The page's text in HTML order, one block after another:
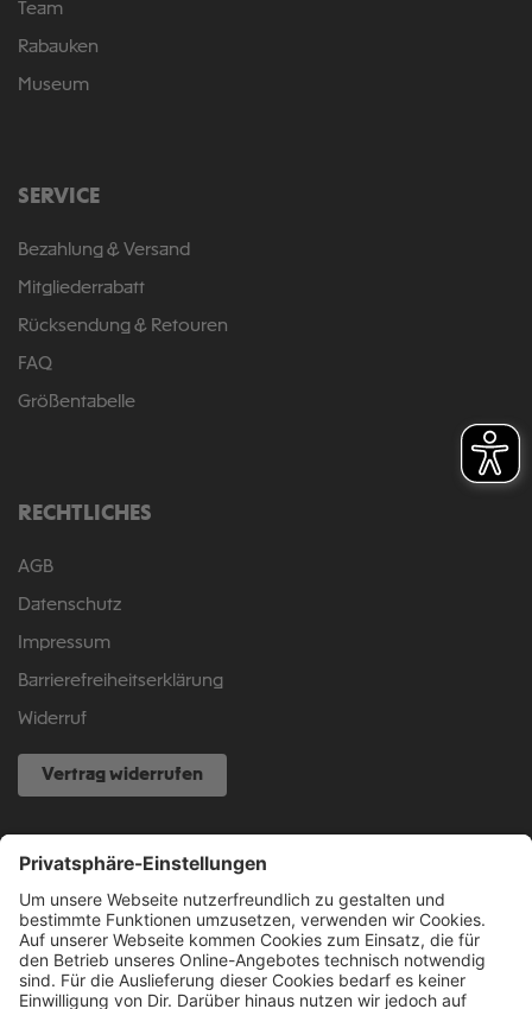
Team
Rabauken
Museum
SERVICE
Bezahlung & Versand
Mitgliederrabatt
Rücksendung & Retouren
FAQ
Größentabelle
RECHTLICHES
AGB
Datenschutz
Impressum
Barrierefreiheitserklärung
Widerruf
Vertrag widerrufen
NOCH FRAGEN?
040 317 874 888
info@fcsp-shop.com